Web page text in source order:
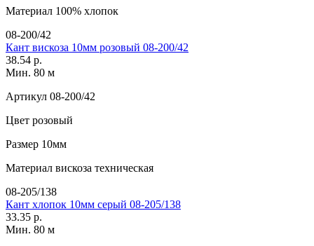
Материал 100% хлопок
08-200/42
Кант вискоза 10мм розовый 08-200/42
38.54 р.
Мин. 80 м
Артикул 08-200/42
Цвет розовый
Размер 10мм
Материал вискоза техническая
08-205/138
Кант хлопок 10мм серый 08-205/138
33.35 р.
Мин. 80 м